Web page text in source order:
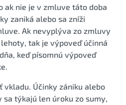
ak nie je v zmluve táto doba
zaniká alebo sa zníži
Ak nevyplýva zo zmluvy
tak je výpoveď účinná
keď písomnú výpoveď
vkladu. Účinky zániku alebo
sa týkajú len úroku zo sumy,